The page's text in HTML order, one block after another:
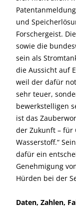
und
Forschergeist.
sowie die
sein als
die Aussicht auf
weil der dafür
sehr teuer,
bewerkstelligen
ist das
der Zukunft – für
Wasserstoff.“
dafür ein
Genehmigung
Hürden bei der
Daten, Zahlen,